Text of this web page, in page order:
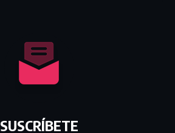
SUSCRÍBETE